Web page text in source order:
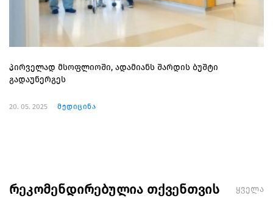
პირველად მსოფლიოში, ადამიანს შარდის ბუშტი
გადაუნერგეს
20. 05. 2025 მედიცინა
რეკომენდირებულია თქვენთვის ყველა